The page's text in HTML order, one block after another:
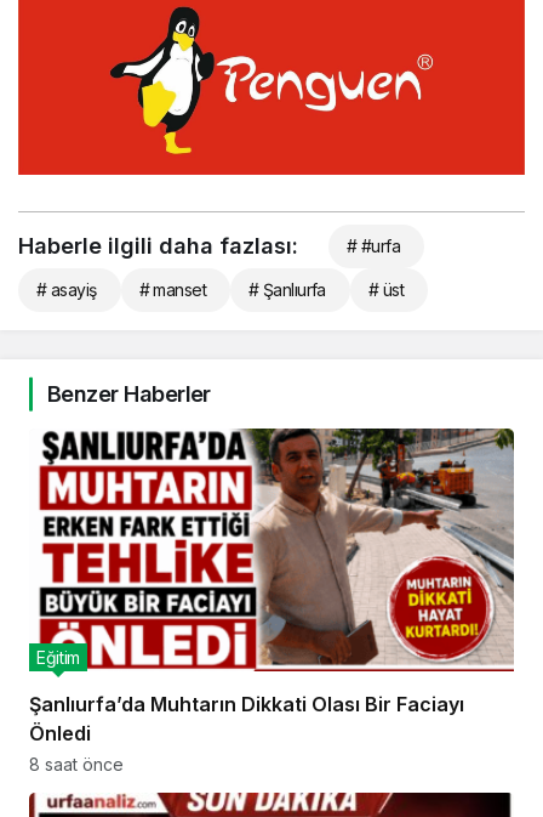
Haberle ilgili daha fazlası: # #urfa
# asayiş # manset # Şanlıurfa # üst
Benzer Haberler
Şanlıurfa’da Muhtarın Dikkati Olası Bir Faciayı
Önledi
Eğitim
8 saat önce